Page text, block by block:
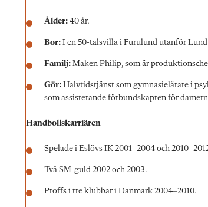
Ålder: 40 år.
Bor: I en 50-talsvilla i Furulund utanför
Familj: Maken Philip, som är
Gör: Halvtidstjänst som gymnasielärare i
som assisterande förbundskapten för
Handbollskarriären
Spelade i Eslövs IK 2001–2004 och
Två SM-guld 2002 och 2003.
Proffs i tre klubbar i Danmark 2004–2010.